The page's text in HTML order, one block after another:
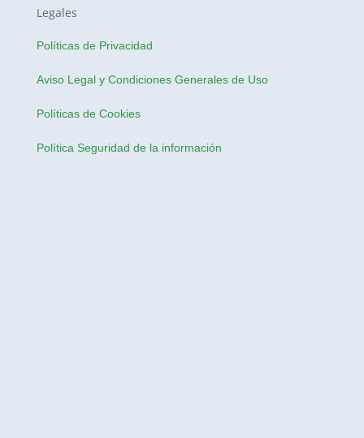
Legales
Políticas de Privacidad
Aviso Legal y Condiciones Generales de Uso
Políticas de Cookies
Política Seguridad de la información